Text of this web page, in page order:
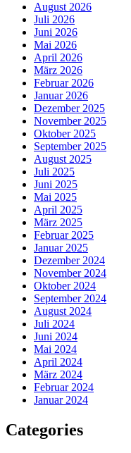
August 2026
Juli 2026
Juni 2026
Mai 2026
April 2026
März 2026
Februar 2026
Januar 2026
Dezember 2025
November 2025
Oktober 2025
September 2025
August 2025
Juli 2025
Juni 2025
Mai 2025
April 2025
März 2025
Februar 2025
Januar 2025
Dezember 2024
November 2024
Oktober 2024
September 2024
August 2024
Juli 2024
Juni 2024
Mai 2024
April 2024
März 2024
Februar 2024
Januar 2024
Categories